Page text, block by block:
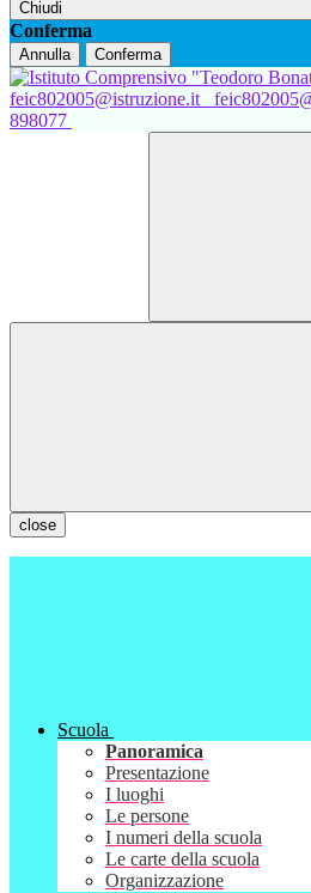
Chiudi
Conferma
Annulla Conferma
feic802005@istruzione.it
898077
close
Scuola
Panoramica
Presentazione
I luoghi
Le persone
I numeri della scuola
Le carte della scuola
Organizzazione